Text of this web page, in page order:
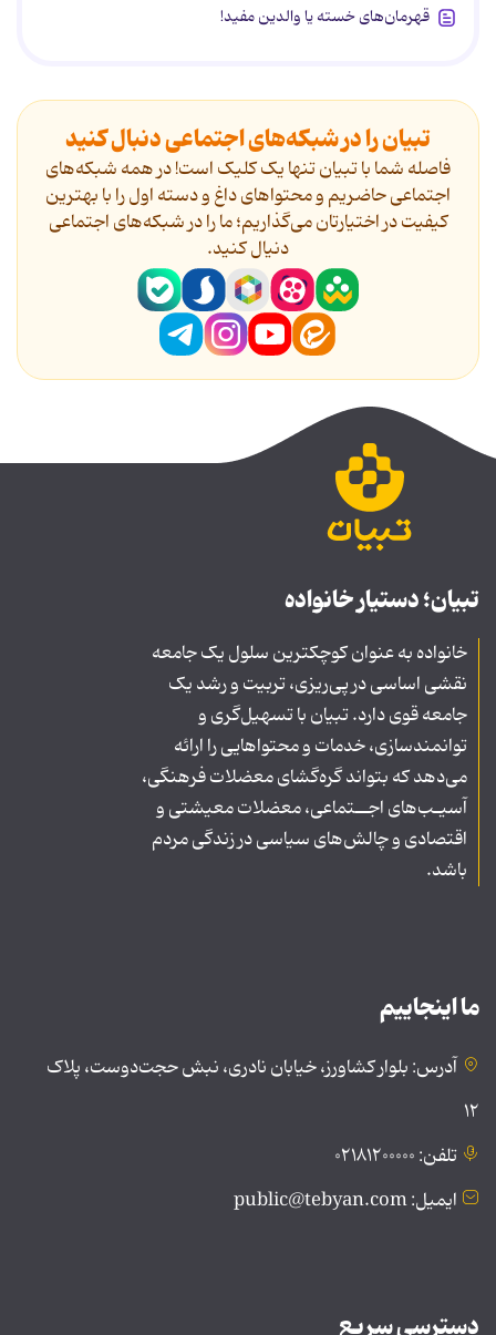
قهرمان‌های خسته یا والدین مفید!
تبیان را در شبکه‌های اجتماعی دنبال کنید
فاصله شما با تبیان تنها یک کلیک است! در همه شبکه‌های
اجتماعی حاضریم و محتواهای داغ و دسته اول را با بهترین
کیفیت در اختیارتان می‌گذاریم؛ ما را در شبکه‌های اجتماعی
دنیال کنید.
تبیان؛ دستیار خانواده
خانواده به عنوان کوچکترین سلول یک جامعه
نقشی اساسی در پی‌ریزی، تربیت و رشد یک
جامعه قوی دارد. تبیان با تسهیل‌گری و
توانمندسازی، خدمات و محتواهایی را ارائه
می‌دهد که بتواند گره‌گشای معضلات فرهنگی،
آسیـب‌های اجــتماعی، معضلات معیشتی و
اقتصادی و چالش‌های سیاسی در زندگی مردم
باشد.
ما اینجاییم
آدرس: بلوار کشاورز، خیابان نادری، نبش حجت‌دوست، پلاک
۱۲
تلفن: ۰۲۱۸۱۲۰۰۰۰۰
ایمیل: public@tebyan.com